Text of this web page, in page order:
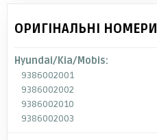
ОРИГІНАЛЬНІ НОМЕРИ
Hyundai/Kia/Mobis:
9386002001
9386002002
9386002010
9386002003